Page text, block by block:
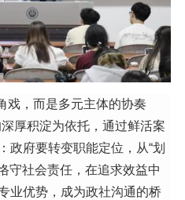
戏，而是多元主体的协奏
厚积淀为依托，通过鲜活案
政府要转变职能定位，从“划
守社会责任，在追求效益中
业优势，成为政社沟通的桥